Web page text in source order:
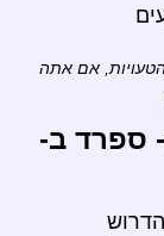
אם אתה
ספרד ב-